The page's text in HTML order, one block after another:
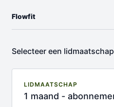
Flowfit
Selecteer een
LIDMAATSCHAP
1 maand -